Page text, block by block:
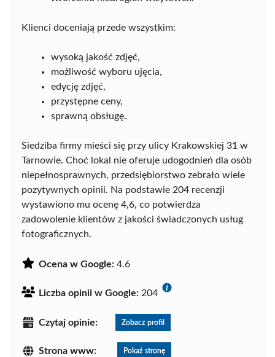
Klienci doceniają przede wszystkim:
wysoką jakość zdjęć,
możliwość wyboru ujęcia,
edycję zdjęć,
przystępne ceny,
sprawną obsługę.
Siedziba firmy mieści się przy ulicy Krakowskiej 31 w
Tarnowie. Choć lokal nie oferuje udogodnień dla osób
niepełnosprawnych, przedsiębiorstwo zebrało wiele
pozytywnych opinii. Na podstawie 204 recenzji
wystawiono mu ocenę 4,6, co potwierdza
zadowolenie klientów z jakości świadczonych usług
fotograficznych.
Ocena w Google: 4.6
Liczba opinii w Google: 204
Czytaj opinie: Zobacz profil
Strona www: Pokaż stronę